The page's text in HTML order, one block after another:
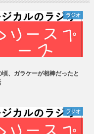
ラジオ
頃、ガラケーが相棒だったと
ラジオ